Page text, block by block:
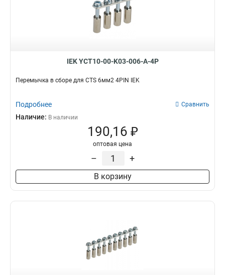
IEK YCT10-00-K03-006-A-4P
Перемычка в сборе для CTS 6мм2 4PIN IEK
Подробнее Сравнить
Наличие: В наличии
190,16 ₽
оптовая цена
– +
В корзину